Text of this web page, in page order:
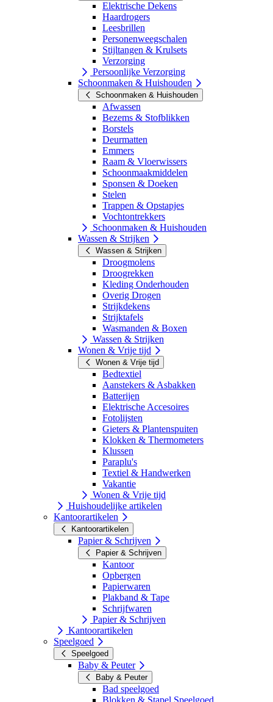
Elektrische Dekens
Haardrogers
Leesbrillen
Personenweegschalen
Stijltangen & Krulsets
Verzorging
Persoonlijke Verzorging
Schoonmaken & Huishouden
Schoonmaken & Huishouden
Afwassen
Bezems & Stofblikken
Borstels
Deurmatten
Emmers
Raam & Vloerwissers
Schoonmaakmiddelen
Sponsen & Doeken
Stelen
Trappen & Opstapjes
Vochtontrekkers
Schoonmaken & Huishouden
Wassen & Strijken
Wassen & Strijken
Droogmolens
Droogrekken
Kleding Onderhouden
Overig Drogen
Strijkdekens
Strijktafels
Wasmanden & Boxen
Wassen & Strijken
Wonen & Vrije tijd
Wonen & Vrije tijd
Bedtextiel
Aanstekers & Asbakken
Batterijen
Elektrische Accesoires
Fotolijsten
Gieters & Plantenspuiten
Klokken & Thermometers
Klussen
Paraplu's
Textiel & Handwerken
Vakantie
Wonen & Vrije tijd
Huishoudelijke artikelen
Kantoorartikelen
Kantoorartikelen
Papier & Schrijven
Papier & Schrijven
Kantoor
Opbergen
Papierwaren
Plakband & Tape
Schrijfwaren
Papier & Schrijven
Kantoorartikelen
Speelgoed
Speelgoed
Baby & Peuter
Baby & Peuter
Bad speelgoed
Blokken & Stapel Speelgoed